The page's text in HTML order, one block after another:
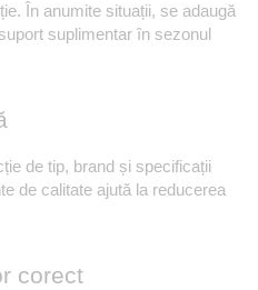
În anumite situații, se adaugă
suplimentar în sezonul
de tip, brand și specificații
de calitate ajută la reducerea
corect